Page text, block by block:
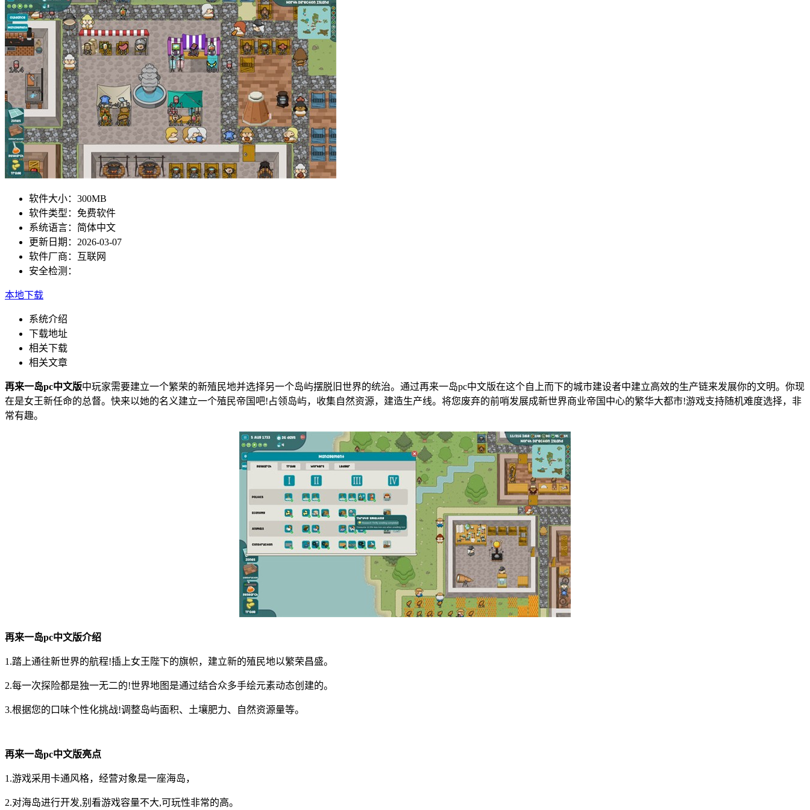
软件大小： 300MB
软件类型： 免费软件
系统语言： 简体中文
更新日期： 2026-03-07
软件厂商： 互联网
安全检测：
本地下载
系统介绍
下载地址
相关下载
相关文章
再来一岛pc中文版中玩家需要建立一个繁荣的新殖民地并选择另一个岛屿摆脱旧世界的统治。通过再来一岛pc中文版在这个自上而下的城市建设者中建立高效的生产链来发展你的文明。你现
在是女王新任命的总督。快来以她的名义建立一个殖民帝国吧!占领岛屿，收集自然资源，建造生产线。将您废弃的前哨发展成新世界商业帝国中心的繁华大都市!游戏支持随机难度选择，非
常有趣。
再来一岛pc中文版介绍
1.踏上通往新世界的航程!插上女王陛下的旗帜，建立新的殖民地以繁荣昌盛。
2.每一次探险都是独一无二的!世界地图是通过结合众多手绘元素动态创建的。
3.根据您的口味个性化挑战!调整岛屿面积、土壤肥力、自然资源量等。
再来一岛pc中文版亮点
1.游戏采用卡通风格，经营对象是一座海岛，
2.对海岛进行开发,别看游戏容量不大,可玩性非常的高。